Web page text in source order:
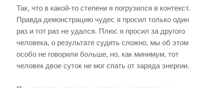
Так, что в какой-то степени я погрузился в контекст.
Правда демонстрацию чудес я просил только один
раз и тот раз не удался. Плюс я просил за другого
человека, о результате судить сложно, мы об этом
особо не говорили больше, но, как минимум, тот
человек двое суток не мог спать от заряда энергии.